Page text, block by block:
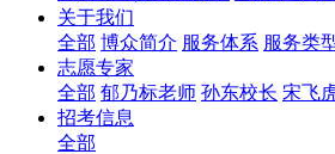
关于我们
全部 博众简介 服务体系 服务类
志愿专家
全部 郁乃标老师 孙东校长 宋飞
招考信息
全部